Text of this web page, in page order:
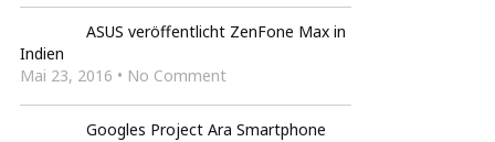
ASUS veröffentlicht ZenFone Max in
Indien
Mai 23, 2016 • No Comment
Googles Project Ara Smartphone